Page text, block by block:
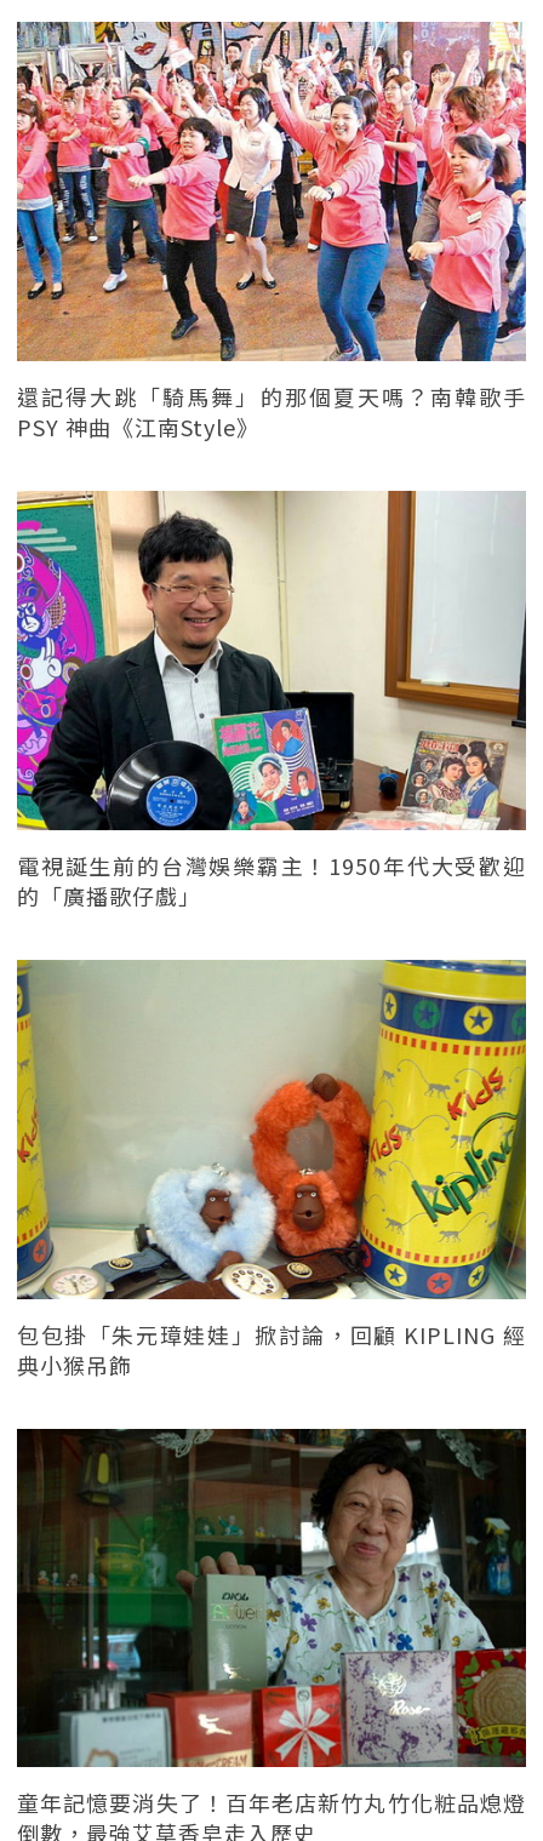
還記得大跳「騎馬舞」的那個夏天嗎？南韓歌手
PSY 神曲《江南Style》
電視誕生前的台灣娛樂霸主！1950年代大受歡迎
的「廣播歌仔戲」
包包掛「朱元璋娃娃」掀討論，回顧 KIPLING 經
典小猴吊飾
童年記憶要消失了！百年老店新竹丸竹化粧品熄燈
倒數，最強艾草香皂走入歷史